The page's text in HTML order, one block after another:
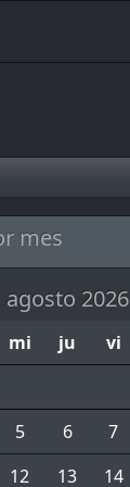
mes
agosto 2026
mi ju vi
5 6 7
12 13 14